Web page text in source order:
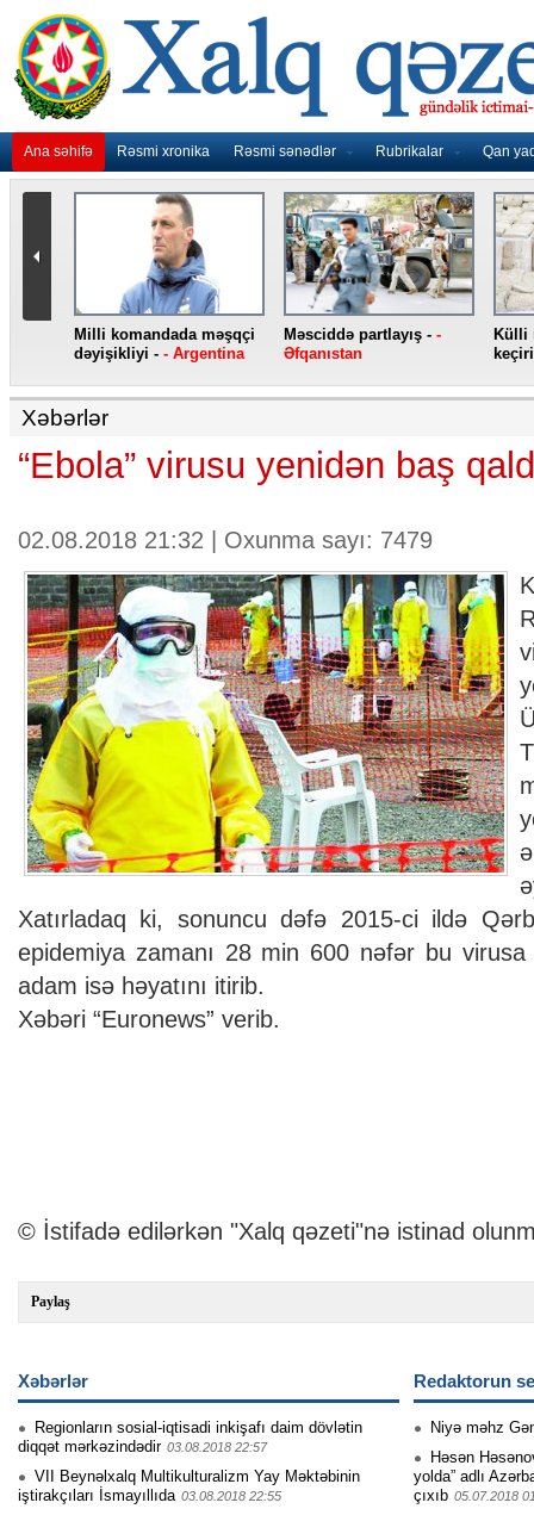
Ana səhifə Rəsmi xronika Rəsmi sənədlər Rubrikalar Qan
Milli komandada məşqçi
dəyişikliyi - - Argentina
Məsciddə partlayış - -
Əfqanıstan
Külli
Xəbərlər
“Ebola” virusu yenidən baş
02.08.2018 21:32 | Oxunma sayı: 7479
Xatırladaq ki, sonuncu dəfə 2015-ci ildə
epidemiya zamanı 28 min 600 nəfər bu
adam isə həyatını itirib.
Xəbəri “Euronews” verib.
© İstifadə edilərkən "Xalq qəzeti"nə istinad
Paylaş
Xəbərlər
Regionların sosial-iqtisadi inkişafı daim dövlətin
diqqət mərkəzindədir 03.08.2018 22:57
VII Beynəlxalq Multikulturalizm Yay Məktəbinin
iştirakçıları İsmayıllıda 03.08.2018 22:55
Redaktorun
Niyə məhz
Həsən
yolda” adlı
çıxıb 05.07.2018